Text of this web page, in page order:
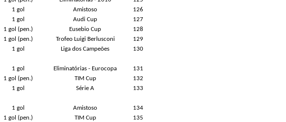
1 gol
1 gol
1 gol (pen.)
1 gol (pen.)
1 gol
1 gol
1 gol (pen.)
1 gol
1 gol
1 gol (pen.)
Amistoso
Audi Cup
Eusebio Cup
Trofeo Luigi Berlusconi
Liga dos Campeões
Eliminatórias - Eurocopa
TIM Cup
Série A
Amistoso
TIM Cup
126
127
128
129
130
131
132
133
134
135